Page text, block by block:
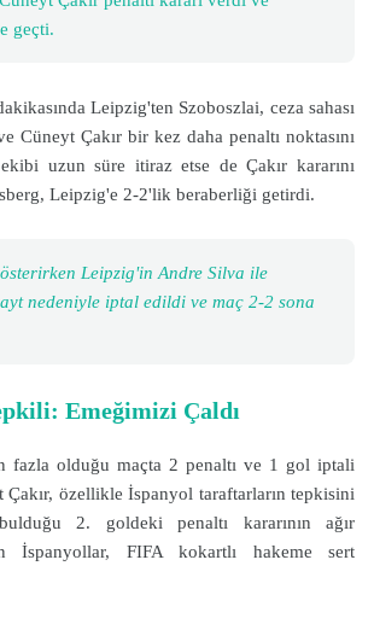
geçti.
Leipzig'ten Szoboszlai, ceza sahası
Cüneyt Çakır bir kez daha penaltı noktasını
uzun süre itiraz etse de Çakır kararını
Leipzig'e 2-2'lik beraberliği getirdi.
Leipzig'in Andre Silva ile
nedeniyle iptal edildi ve maç 2-2 sona
Emeğimizi Çaldı
fazla olduğu maçta 2 penaltı ve 1 gol iptali
Çakır, özellikle İspanyol taraftarların tepkisini
2. goldeki penaltı kararının ağır
İspanyollar, FIFA kokartlı hakeme sert